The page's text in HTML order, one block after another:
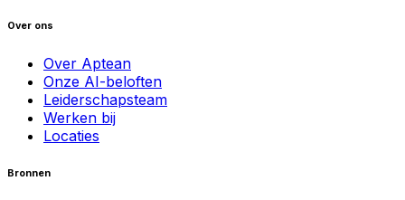
Over ons
Over Aptean
Onze AI-beloften
Leiderschapsteam
Werken bij
Locaties
Bronnen